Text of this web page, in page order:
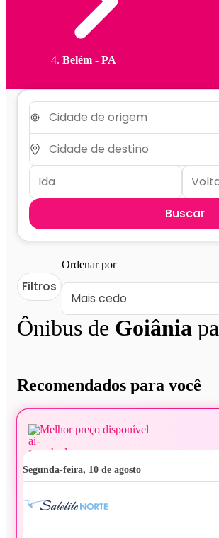
Belém - PA
Buscar
Ônibus de Goiânia
Filtros
Ordenar por
Recomendados para você
Melhor preço disponível
segunda-feira, 10 de agosto